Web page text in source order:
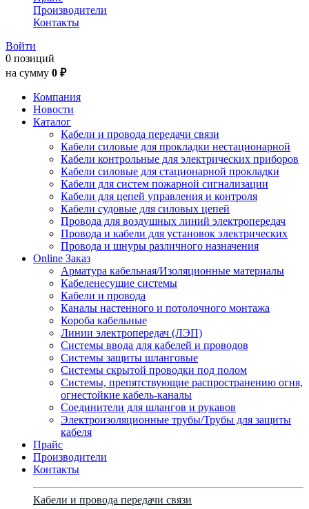
Производители
Контакты
Войти
0 позиций
на сумму 0 ₽
Компания
Новости
Каталог
Кабели и провода передачи связи
Кабели силовые для прокладки нестационарной
Кабели контрольные для электрических приборов
Кабели силовые для стационарной прокладки
Кабели для систем пожарной сигнализации
Кабели для цепей управления и контроля
Кабели судовые для силовых цепей
Провода для воздушных линий электропередач
Провода и кабели для установок электрических
Провода и шнуры различного назначения
Online Заказ
Арматура кабельная/Изоляционные материалы
Кабеленесущие системы
Кабели и провода
Каналы настенного и потолочного монтажа
Короба кабельные
Линии электропередач (ЛЭП)
Системы ввода для кабелей и проводов
Системы защиты шланговые
Системы скрытой проводки под полом
Системы, препятствующие распространению огня,
огнестойкие кабель-каналы
Соединители для шлангов и рукавов
Электроизоляционные трубы/Трубы для защиты
кабеля
Прайс
Производители
Контакты
Кабели и провода передачи связи